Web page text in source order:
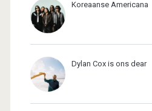
Koreaanse Americana
Dylan Cox is ons dear